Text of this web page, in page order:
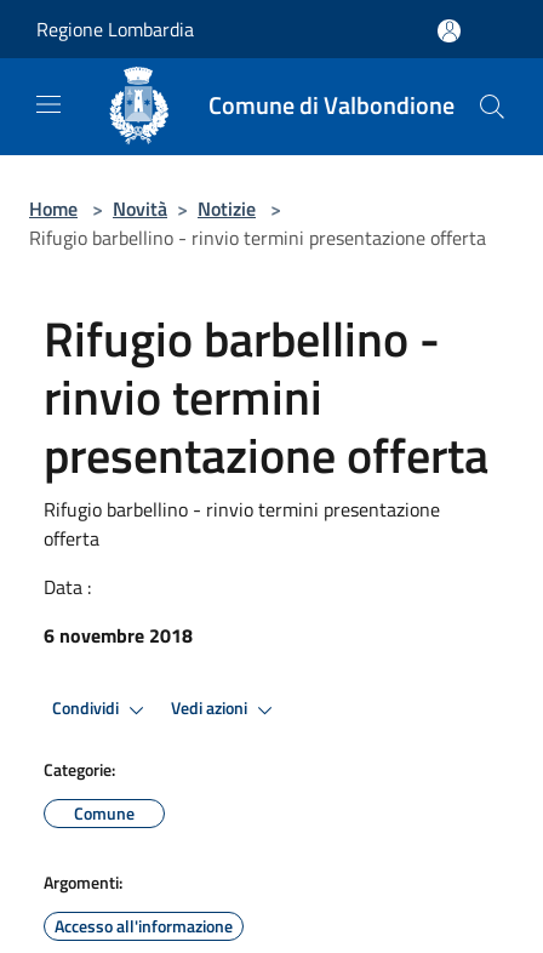
Regione Lombardia
Comune di Valbondione
Home > Novità > Notizie >
Rifugio barbellino - rinvio termini presentazione offerta
Rifugio barbellino -
rinvio termini
presentazione offerta
Rifugio barbellino - rinvio termini presentazione
offerta
Data :
6 novembre 2018
Condividi Vedi azioni
Categorie:
Comune
Argomenti:
Accesso all'informazione